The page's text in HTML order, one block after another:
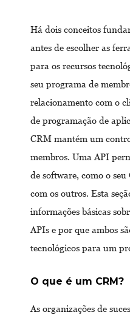
Há dois conceitos
antes de escolher as
para os recursos
seu programa de
relacionamento com o
de programação de
CRM mantém um
membros. Uma API
de software, como o
com os outros. Esta
informações básicas
APIs e por que ambos
tecnológicos para um
O que é um CRM?
As organizações de